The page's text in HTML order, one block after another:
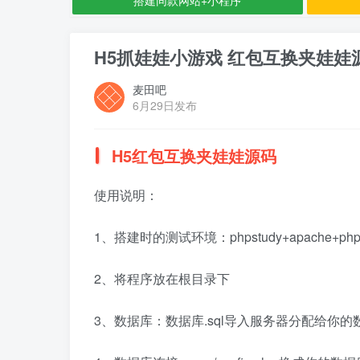
H5抓娃娃小游戏 红包互换夹娃娃
麦田吧
6月29日发布
H5红包互换夹娃娃源码
使用说明：
1、搭建时的测试环境：
2、将程序放在根目录下
3、数据库：数据库.sql导入服务器分配给你的